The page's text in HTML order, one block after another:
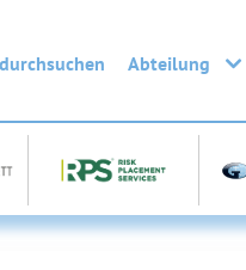
Abteilung